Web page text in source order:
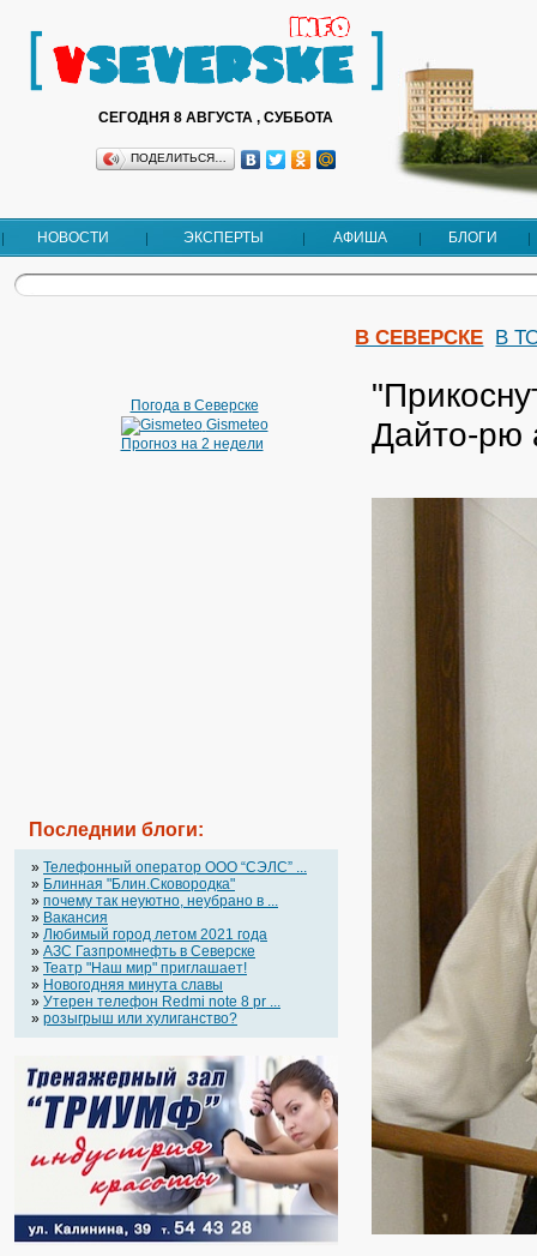
СЕГОДНЯ 8 АВГУСТА , СУББОТА
ПОДЕЛИТЬСЯ…
НОВОСТИ ЭКСПЕРТЫ АФИША БЛОГИ
Погода в Северске
Gismeteo
Прогноз на 2 недели
Последнии блоги:
» Телефонный оператор OOO “СЭЛС” ...
» Блинная "Блин.Сковородка"
» почему так неуютно, неубрано в ...
» Вакансия
» Любимый город летом 2021 года
» АЗС Газпромнефть в Северске
» Театр "Наш мир" приглашает!
» Новогодняя минута славы
» Утерен телефон Redmi note 8 pr ...
» розыгрыш или хулиганство?
В СЕВЕРСКЕ В
Дайто-рю